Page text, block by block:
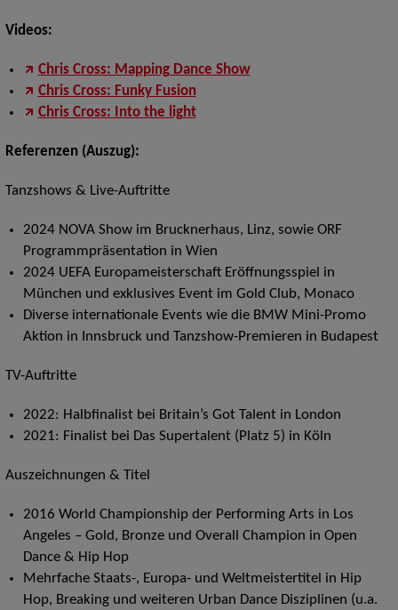
Videos:
Chris Cross: Mapping Dance Show
Chris Cross: Funky Fusion
Chris Cross: Into the light
Referenzen (Auszug):
Tanzshows & Live-Auftritte
2024 NOVA Show im Brucknerhaus, Linz, sowie ORF
Programmpräsentation in Wien
2024 UEFA Europameisterschaft Eröffnungsspiel in
München und exklusives Event im Gold Club, Monaco
Diverse internationale Events wie die BMW Mini-Promo
Aktion in Innsbruck und Tanzshow-Premieren in Budapest
TV-Auftritte
2022: Halbfinalist bei Britain’s Got Talent in London
2021: Finalist bei Das Supertalent (Platz 5) in Köln
Auszeichnungen & Titel
2016 World Championship der Performing Arts in Los
Angeles – Gold, Bronze und Overall Champion in Open
Dance & Hip Hop
Mehrfache Staats-, Europa- und Weltmeistertitel in Hip
Hop, Breaking und weiteren Urban Dance Disziplinen (u.a.